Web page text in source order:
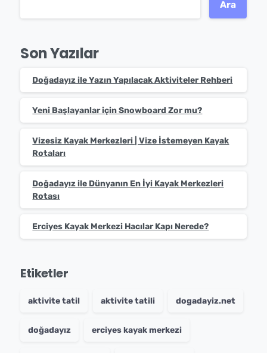
Ara
Son Yazılar
Doğadayız ile Yazın Yapılacak Aktiviteler Rehberi
Yeni Başlayanlar için Snowboard Zor mu?
Vizesiz Kayak Merkezleri | Vize İstemeyen Kayak
Rotaları
Doğadayız ile Dünyanın En İyi Kayak Merkezleri
Rotası
Erciyes Kayak Merkezi Hacılar Kapı Nerede?
Etiketler
aktivite tatil aktivite tatili dogadayiz.net
doğadayız erciyes kayak merkezi